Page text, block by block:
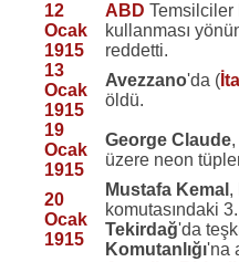
12
Ocak
1915
ABD Temsilciler
kullanması
reddetti.
13
Ocak
1915
Avezzano'da (
öldü.
19
Ocak
1915
George Claude
üzere neon
20
Ocak
1915
Mustafa Kemal ,
komutasındaki 3.
Tekirdağ'da
Komutanlığı'na